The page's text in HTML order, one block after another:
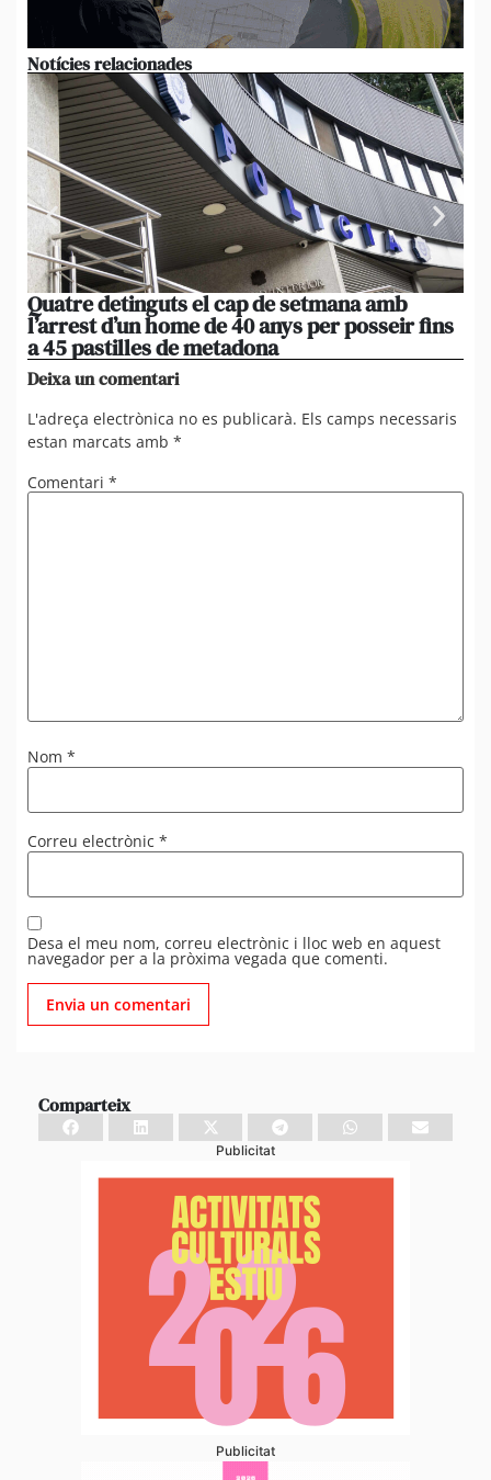
Notícies relacionades
Quatre detinguts el cap de setmana amb
l’arrest d’un home de 40 anys per posseir fins
a 45 pastilles de metadona
Deixa un comentari
L'adreça electrònica no es publicarà. Els camps necessaris
estan marcats amb *
Comentari *
Nom *
Correu electrònic *
Desa el meu nom, correu electrònic i lloc web en aquest
navegador per a la pròxima vegada que comenti.
Comparteix
Publicitat
Publicitat